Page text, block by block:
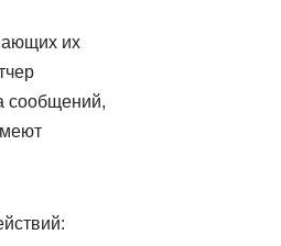
их
сообщений,